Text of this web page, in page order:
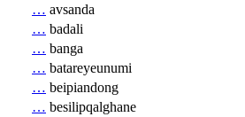
… avsanda
… badali
… banga
… batareyeunumi
… beipiandong
… besilipqalghane